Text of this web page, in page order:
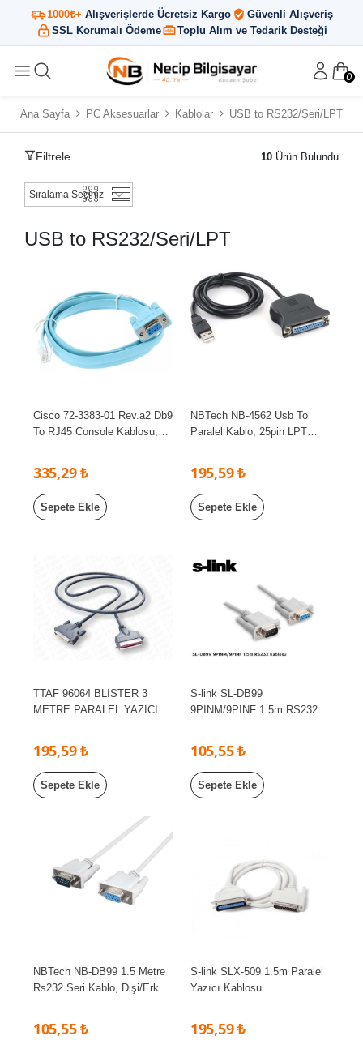
1000₺+ Alışverişlerde Ücretsiz Kargo
Güvenli Alışveriş
SSL Korumalı Ödeme
Toplu Alım ve Tedarik Desteği
0
Ana Sayfa PC Aksesuarlar Kablolar USB to RS232/Seri/LPT
Filtrele 10 Ürün Bulundu
USB to RS232/Seri/LPT
Cisco 72-3383-01 Rev.a2 Db9
To RJ45 Console Kablosu,
ORJ. Cisco Konsol Kablosu
335,29 ₺
Sepete Ekle
NBTech NB-4562 Usb To
Paralel Kablo, 25pin LPT
195,59 ₺
Sepete Ekle
TTAF 96064 BLISTER 3
METRE PARALEL YAZICI
195,59 ₺
Sepete Ekle
S-link SL-DB99
9PINM/9PINF 1.5m RS232
105,55 ₺
Sepete Ekle
NBTech NB-DB99 1.5 Metre
Rs232 Seri Kablo, Dişi/Erkek
105,55 ₺
S-link SLX-509 1.5m Paralel
Yazıcı Kablosu
195,59 ₺